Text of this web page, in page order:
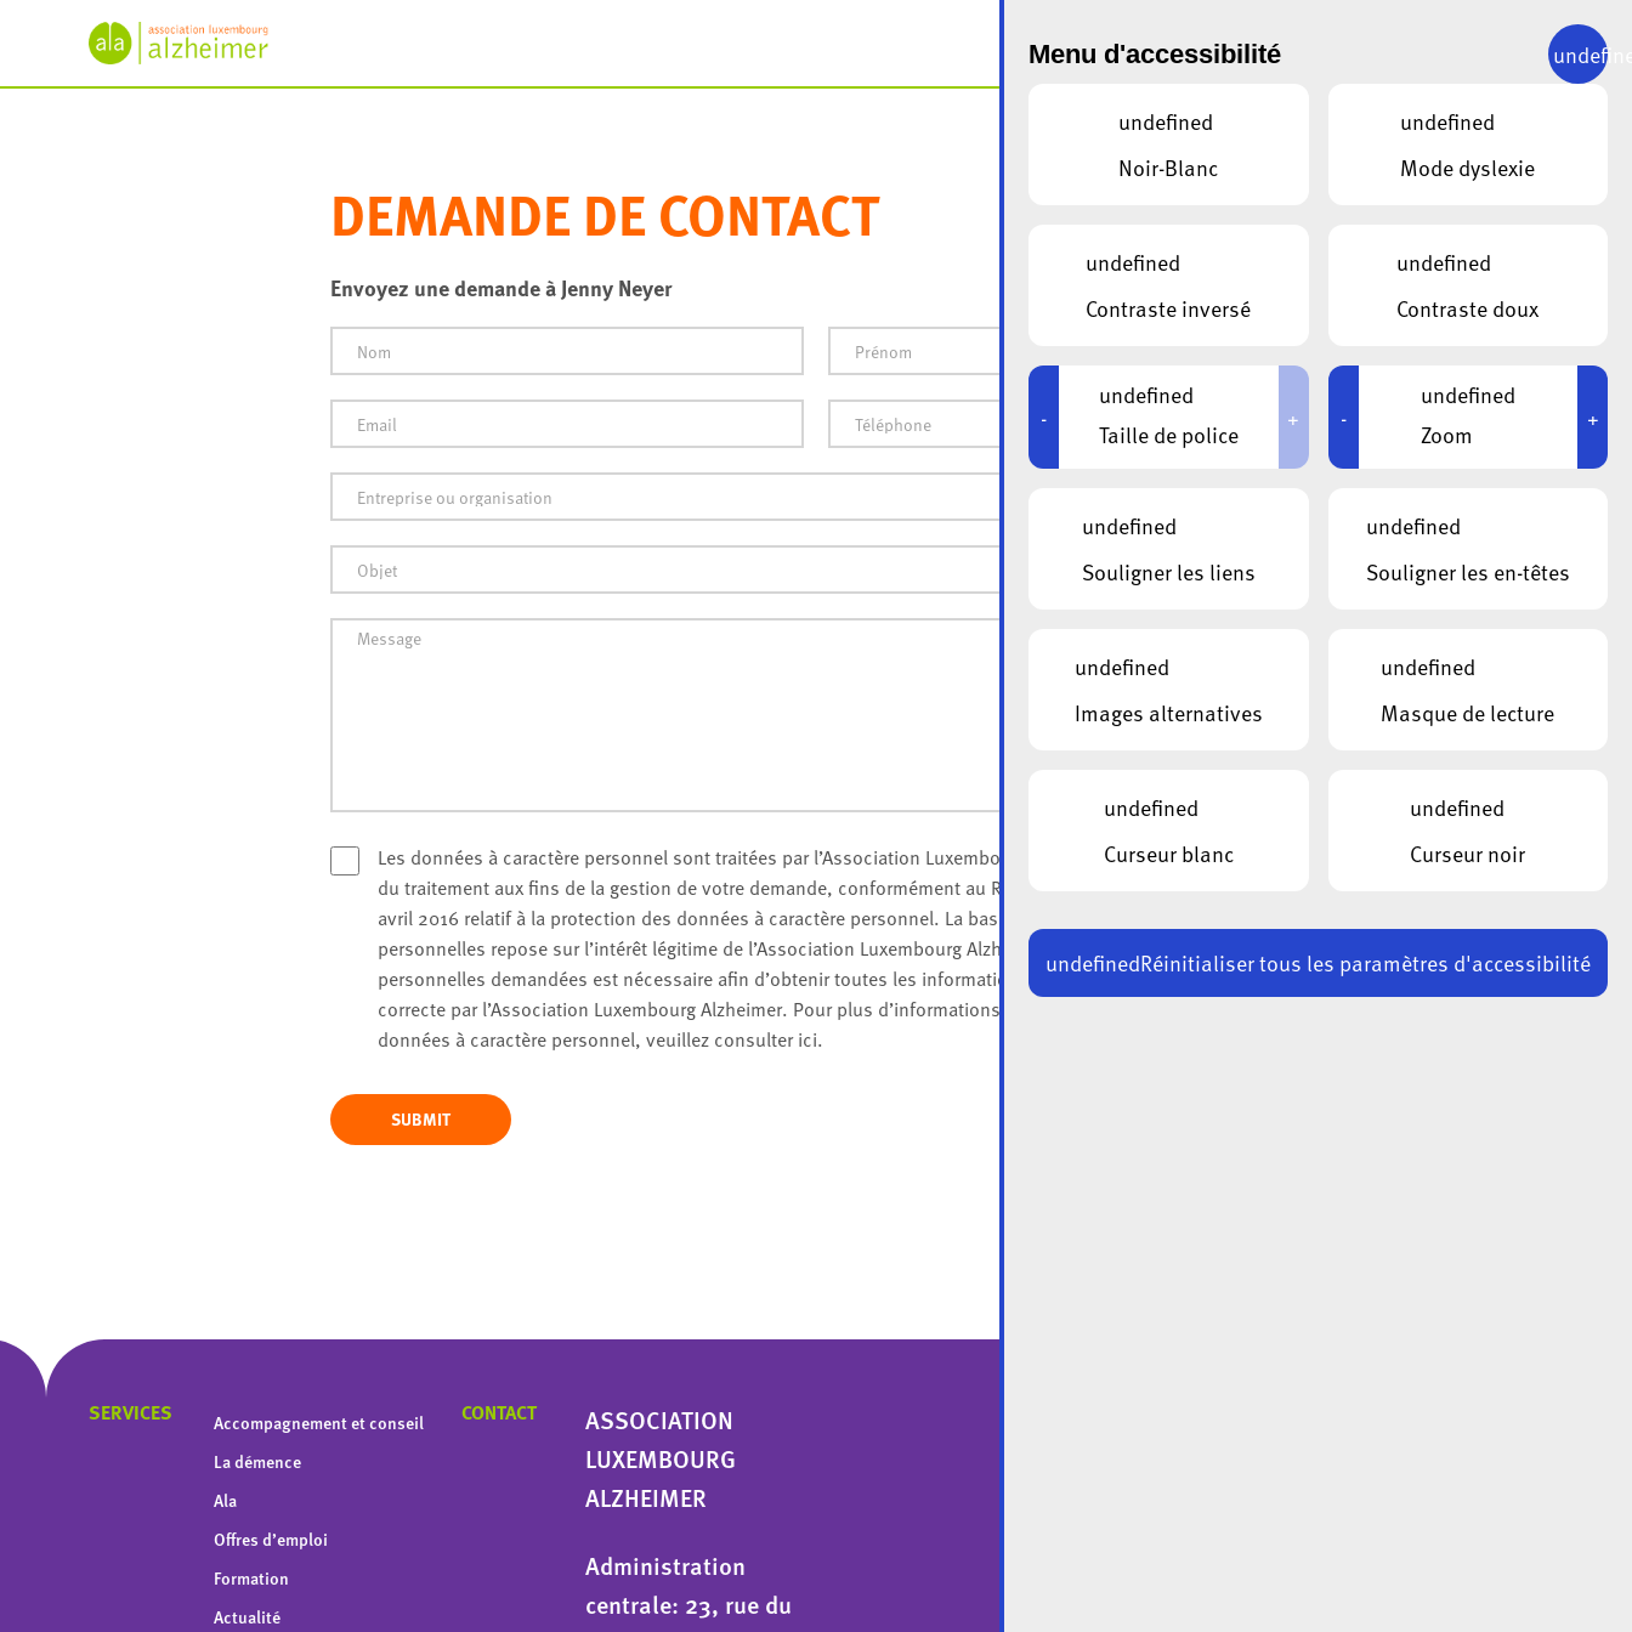
DEMANDE DE CONTACT
Envoyez une demande à Jenny Neyer
Les données à caractère personnel sont traitées par l’Association Luxembourg Alzheimer, qui est responsable
du traitement aux fins de la gestion de votre demande, conformément au Règlement (UE) n° 2016/679 du 27
avril 2016 relatif à la protection des données à caractère personnel. La base légale du traitement des données
personnelles repose sur l’intérêt légitime de l’Association Luxembourg Alzheimer. La collecte des données
personnelles demandées est nécessaire afin d’obtenir toutes les informations permettant une évaluation
correcte par l’Association Luxembourg Alzheimer. Pour plus d’informations concernant la protection des
données à caractère personnel, veuillez consulter ici.
SUBMIT
SERVICES
Accompagnement et conseil
La démence
Ala
Offres d’emploi
Formation
Actualité
CONTACT
ASSOCIATION
LUXEMBOURG
ALZHEIMER
Administration
centrale: 23, rue du
Menu d'accessibilité
undefined
Noir-Blanc
undefined
Mode dyslexie
undefined
Contraste inversé
undefined
Contraste doux
-
undefined
Taille de police
+ -
undefined
Zoom
+
undefined
Souligner les liens
undefined
Souligner les en-têtes
undefined
Images alternatives
undefined
Masque de lecture
undefined
Curseur blanc
undefined
Curseur noir
undefinedRéinitialiser tous les paramètres d'accessibilité